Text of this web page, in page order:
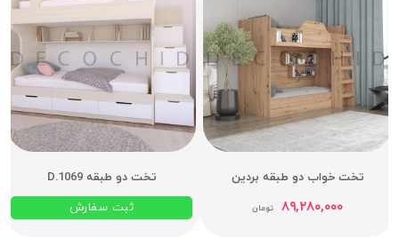
تخت خواب دو طبقه بردین
۸۹,۲۸۰,۰۰۰ تومان
تخت دو طبقه D.1069
ثبت سفارش